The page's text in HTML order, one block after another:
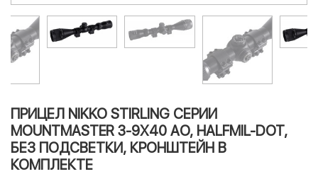
ПРИЦЕЛ NIKKO STIRLING СЕРИИ
MOUNTMASTER 3-9X40 AO, HALFMIL-DOT,
БЕЗ ПОДСВЕТКИ, КРОНШТЕЙН В
КОМПЛЕКТЕ